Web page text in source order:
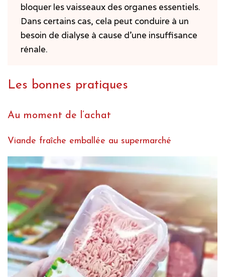
bloquer les vaisseaux des organes essentiels.
Dans certains cas, cela peut conduire à un
besoin de dialyse à cause d’une insuffisance
rénale.
Les bonnes pratiques
Au moment de l’achat
Viande fraîche emballée au supermarché